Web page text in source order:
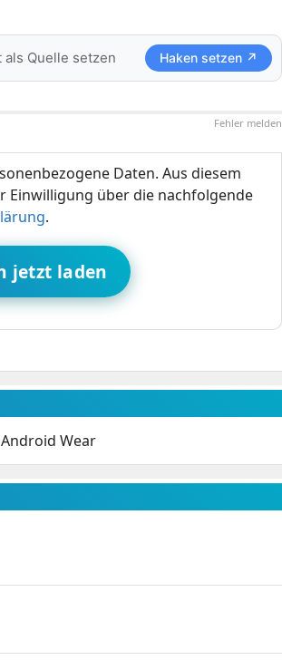
Quelle setzen Haken setzen ↗
Fehler melden
Daten. Aus diesem
Einwilligung über die nachfolgende
.
jetzt laden
Wear